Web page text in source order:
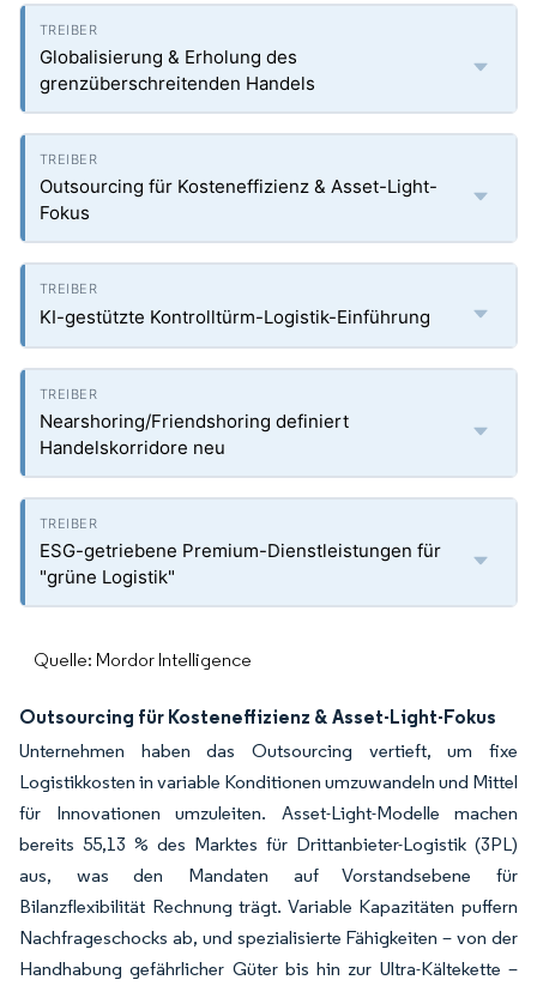
Globalisierung & Erholung des
grenzüberschreitenden Handels
Outsourcing für Kosteneffizienz & Asset-Light-
Fokus
KI-gestützte Kontrolltürm-Logistik-Einführung
Nearshoring/Friendshoring definiert
Handelskorridore neu
ESG-getriebene Premium-Dienstleistungen für
"grüne Logistik"
Quelle: Mordor Intelligence
Outsourcing für Kosteneffizienz & Asset-Light-Fokus
Unternehmen haben das Outsourcing vertieft, um fixe
Logistikkosten in variable Konditionen umzuwandeln und Mittel
für Innovationen umzuleiten. Asset-Light-Modelle machen
bereits 55,13 % des Marktes für Drittanbieter-Logistik (3PL)
aus, was den Mandaten auf Vorstandsebene für
Bilanzflexibilität Rechnung trägt. Variable Kapazitäten puffern
Nachfrageschocks ab, und spezialisierte Fähigkeiten – von der
Handhabung gefährlicher Güter bis hin zur Ultra-Kältekette –